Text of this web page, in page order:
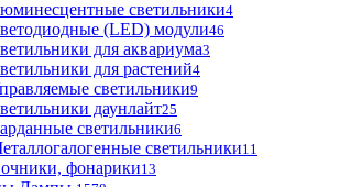
светильники4
(LED) модули46
для аквариума3
для растений4
светильники9
даунлайт25
светильники6
светильники11
фонарики13